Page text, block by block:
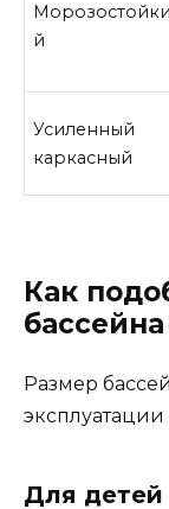
Морозостойки
й
Усиленный
каркасный
Как
бассейна
Размер
Для детей